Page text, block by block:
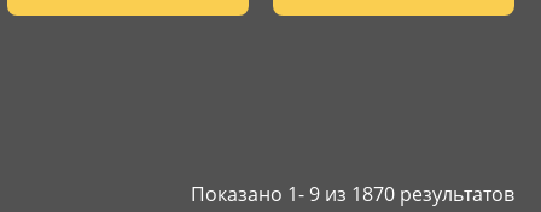
Показано 1- 9 из 1870 результатов